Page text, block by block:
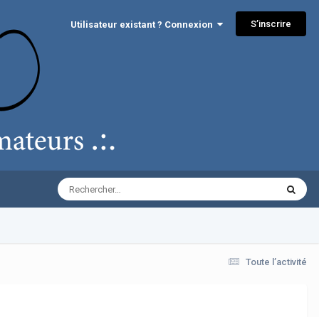
Utilisateur existant ? Connexion S’inscrire
Toute l’activité